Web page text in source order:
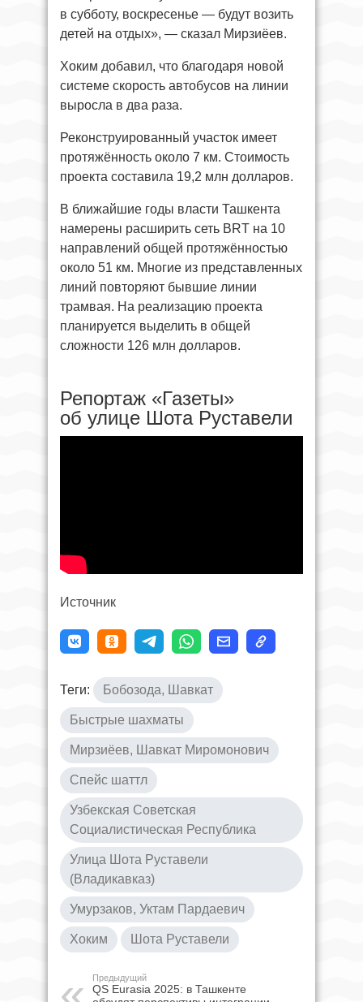
в субботу, воскресенье — будут возить
детей на отдых», — сказал Мирзиёев.
Хоким добавил, что благодаря новой
системе скорость автобусов на линии
выросла в два раза.
Реконструированный участок имеет
протяжённость около 7 км. Стоимость
проекта составила 19,2 млн долларов.
В ближайшие годы власти Ташкента
намерены расширить сеть BRT на 10
направлений общей протяжённостью
около 51 км. Многие из представленных
линий повторяют бывшие линии
трамвая. На реализацию проекта
планируется выделить в общей
сложности 126 млн долларов.
Репортаж «Газеты»
об улице Шота Руставели
Источник
Теги: Бобозода, Шавкат
Быстрые шахматы
Мирзиёев, Шавкат Миромонович
Спейс шаттл
Узбекская Советская
Социалистическая Республика
Улица Шота Руставели
(Владикавказ)
Умурзаков, Уктам Пардаевич
Хоким Шота Руставели
Предыдущий
QS Eurasia 2025: в Ташкенте